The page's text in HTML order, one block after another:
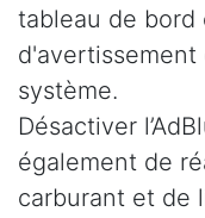
tableau de bord
d'avertissement
système.
Désactiver
également de
carburant et de